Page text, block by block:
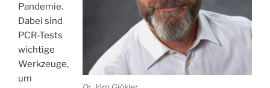
Pandemie.
Dabei sind
PCR-Tests
wichtige
Werkzeuge,
um